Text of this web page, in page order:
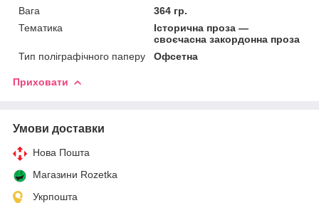
Вага
364 гр.
Тематика
Історична проза —
своєчасна закордонна проза
Тип поліграфічного паперу
Офсетна
Приховати
Умови доставки
Нова Пошта
Магазини Rozetka
Укрпошта